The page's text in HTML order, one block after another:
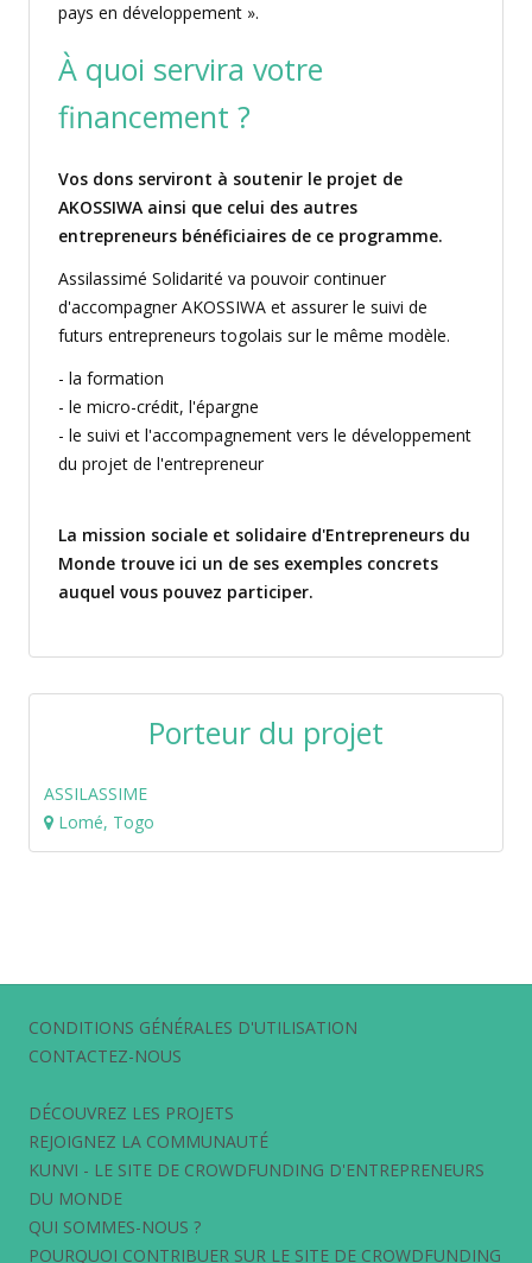
pays en développement ».
À quoi servira votre
financement ?
Vos dons serviront à soutenir le projet de
AKOSSIWA ainsi que celui des autres
entrepreneurs bénéficiaires de ce programme.
Assilassimé Solidarité va pouvoir continuer
d'accompagner AKOSSIWA et assurer le suivi de
futurs entrepreneurs togolais sur le même modèle.
- la formation
- le micro-crédit, l'épargne
- le suivi et l'accompagnement vers le développement
du projet de l'entrepreneur
La mission sociale et solidaire d'Entrepreneurs du
Monde trouve ici un de ses exemples concrets
auquel vous pouvez participer.
Porteur du projet
ASSILASSIME
Lomé, Togo
CONDITIONS GÉNÉRALES D'UTILISATION
CONTACTEZ-NOUS
DÉCOUVREZ LES PROJETS
REJOIGNEZ LA COMMUNAUTÉ
KUNVI - LE SITE DE CROWDFUNDING D'ENTREPRENEURS
DU MONDE
QUI SOMMES-NOUS ?
POURQUOI CONTRIBUER SUR LE SITE DE CROWDFUNDING